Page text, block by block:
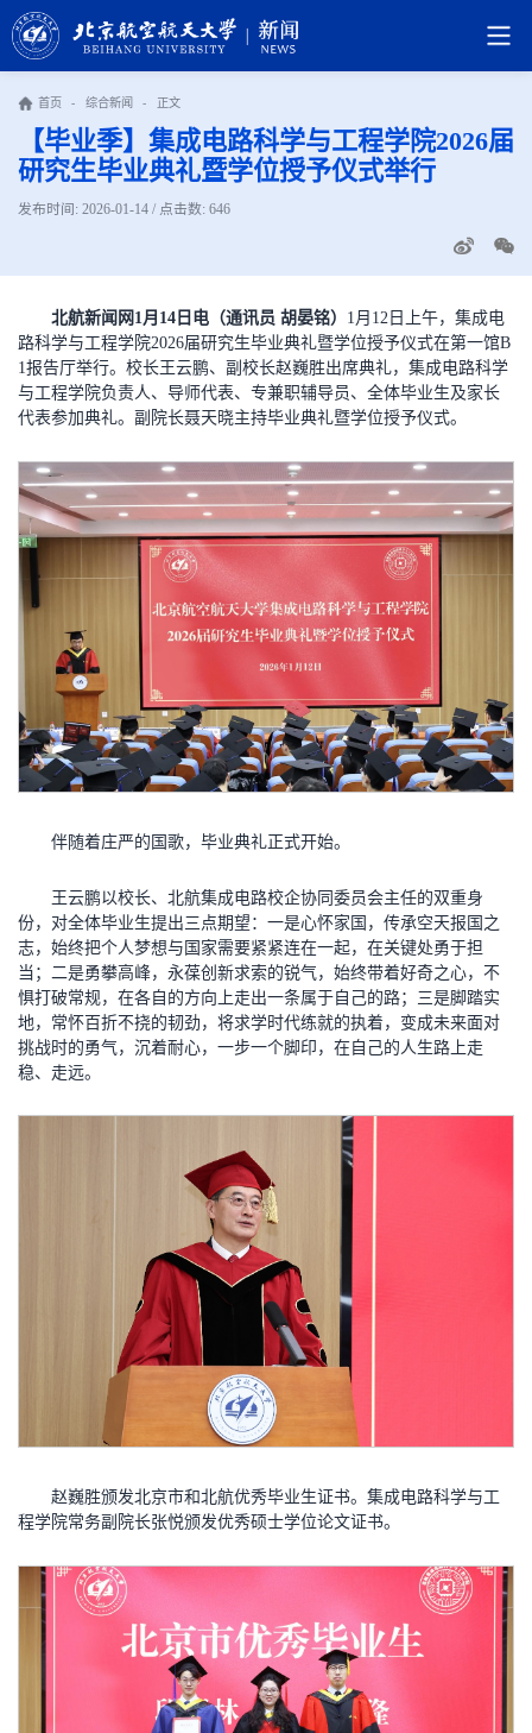
首页 - 综合新闻 - 正文
【毕业季】集成电路科学与工程学院2026届
研究生毕业典礼暨学位授予仪式举行
发布时间: 2026-01-14 / 点击数: 646
北航新闻网1月14日电（通讯员 胡晏铭） 1月12日上午，集成电
路科学与工程学院2026届研究生毕业典礼暨学位授予仪式在第一馆B
1报告厅举行。校长王云鹏、副校长赵巍胜出席典礼，集成电路科学
与工程学院负责人、导师代表、专兼职辅导员、全体毕业生及家长
代表参加典礼。副院长聂天晓主持毕业典礼暨学位授予仪式。
伴随着庄严的国歌，毕业典礼正式开始。
王云鹏以校长、北航集成电路校企协同委员会主任的双重身
份，对全体毕业生提出三点期望：一是心怀家国，传承空天报国之
志，始终把个人梦想与国家需要紧紧连在一起，在关键处勇于担
当；二是勇攀高峰，永葆创新求索的锐气，始终带着好奇之心，不
惧打破常规，在各自的方向上走出一条属于自己的路；三是脚踏实
地，常怀百折不挠的韧劲，将求学时代练就的执着，变成未来面对
挑战时的勇气，沉着耐心，一步一个脚印，在自己的人生路上走
稳、走远。
赵巍胜颁发北京市和北航优秀毕业生证书。集成电路科学与工
程学院常务副院长张悦颁发优秀硕士学位论文证书。